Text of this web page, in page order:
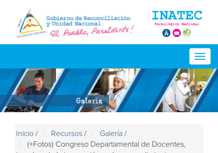
Galería
Inicio / Recursos / Galería /
(+Fotos) Congreso Departamental de Docentes,